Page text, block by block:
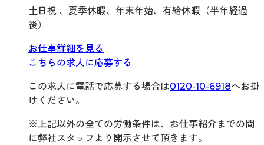
土日祝 、夏季休暇、年末年始、有給休暇（半年経過
後）
お仕事詳細を見る
こちらの求人に応募する
この求人に電話で応募する場合は0120-10-6918へお掛
けください。
※上記以外の全ての労働条件は、お仕事紹介までの間
に弊社スタッフより開示させて頂きます。